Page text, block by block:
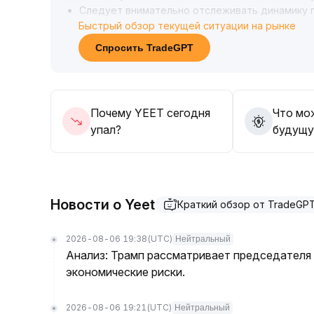
Следует внимательно отслеживать динамику
если восстановление настроений
20% выше предыдущих максимумов
Однако при развороте макроэкономики или
способных негативно сказаться на
Быстрый обзор текущей ситуации на рынке
Спросить TradeGPT
Почему YEET сегодня
упал?
Что
Новости о Yeet Краткий обзор от
2026-08-06 19:38 (UTC) Нейтральный
Анализ: Трамп рассматривает
экономические риски.
2026-08-06 19:21 (UTC) Нейтральный